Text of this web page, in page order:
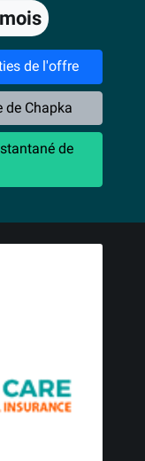
de l'offre
Chapka
de